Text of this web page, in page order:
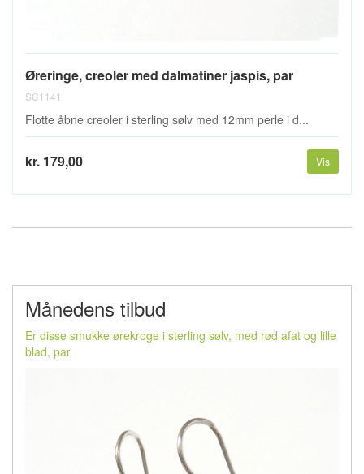
Øreringe, creoler med dalmatiner jaspis, par
SC1141
Flotte åbne creoler i sterling sølv med 12mm perle i d...
kr. 179,00 Vis
Månedens tilbud
Er disse smukke ørekroge i sterling sølv, med rød afat og lille
blad, par